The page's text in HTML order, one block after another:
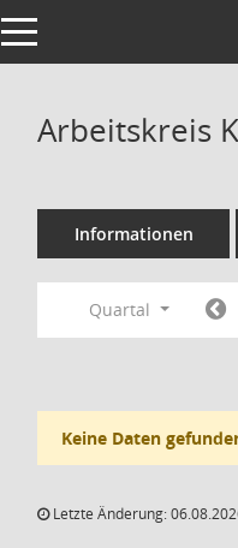
Toggle navigation
Arbeitskreis
Informationen
Quartal
Keine Daten
Letzte Änderung: